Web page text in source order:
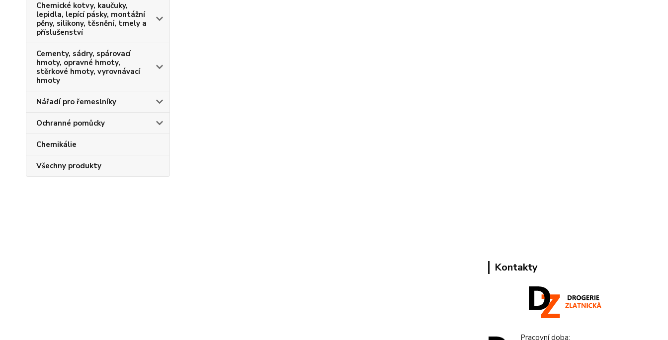
Chemické kotvy, kaučuky,
lepidla, lepící pásky, montážní
pěny, silikony, těsnění, tmely a
příslušenství
Cementy, sádry, spárovací
hmoty, opravné hmoty,
stěrkové hmoty, vyrovnávací
hmoty
Nářadí pro řemeslníky
Ochranné pomůcky
Chemikálie
Všechny produkty
Kontakty
Pracovní doba: